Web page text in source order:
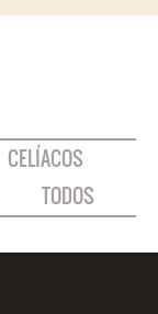
CELÍACOS
TODOS